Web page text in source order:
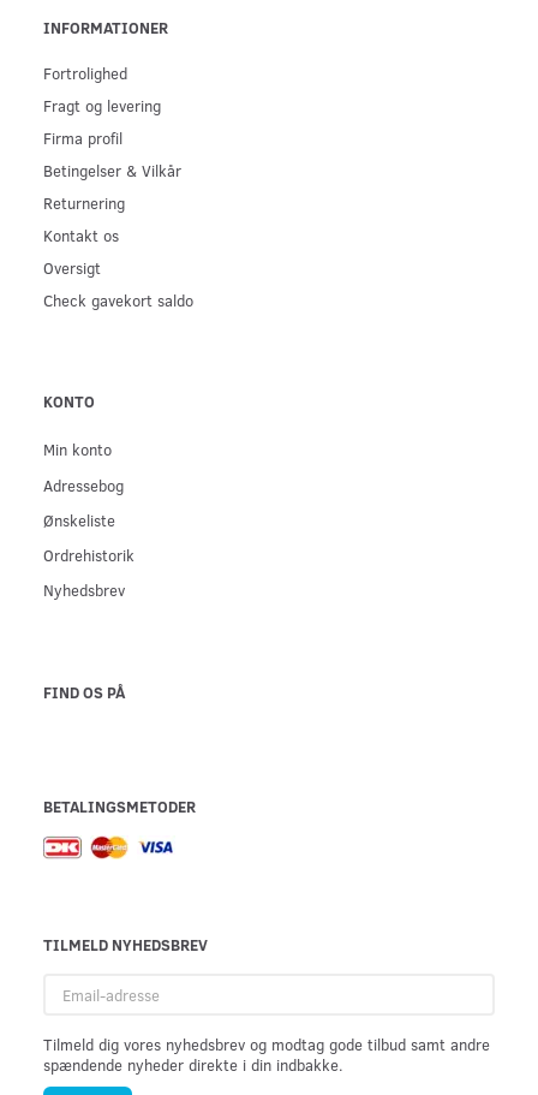
INFORMATIONER
Fortrolighed
Fragt og levering
Firma profil
Betingelser & Vilkår
Returnering
Kontakt os
Oversigt
Check gavekort saldo
KONTO
Min konto
Adressebog
Ønskeliste
Ordrehistorik
Nyhedsbrev
FIND OS PÅ
BETALINGSMETODER
TILMELD NYHEDSBREV
adresse
Tilmeld dig vores nyhedsbrev og modtag gode tilbud samt andre
spændende nyheder direkte i din indbakke.